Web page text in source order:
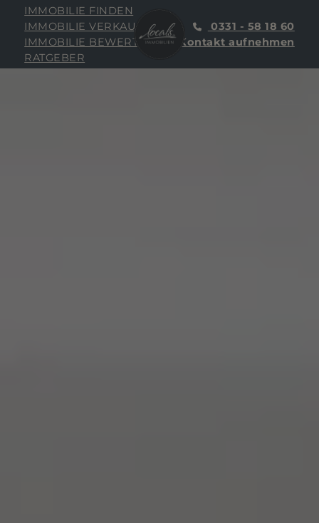
IMMOBILIE FINDEN
IMMOBILIE VERKAUFEN
IMMOBILIE BEWERTEN
RATGEBER
0331 - 58 18 60
Kontakt aufnehmen